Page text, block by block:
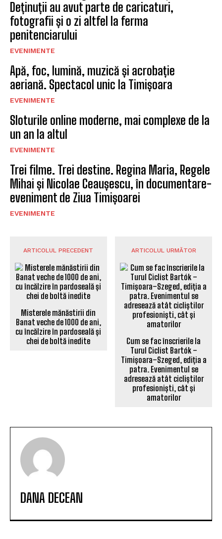
Deținuții au avut parte de caricaturi,
fotografii și o zi altfel la ferma
penitenciarului
EVENIMENTE
Apă, foc, lumină, muzică și acrobație
aeriană. Spectacol unic la Timișoara
EVENIMENTE
Sloturile online moderne, mai complexe de la
un an la altul
EVENIMENTE
Trei filme. Trei destine. Regina Maria, Regele
Mihai și Nicolae Ceaușescu, în documentare-
eveniment de Ziua Timișoarei
EVENIMENTE
ARTICOLUL PRECEDENT
Misterele mănăstirii din
Banat veche de 1000 de ani,
cu încălzire în pardoseală și
chei de boltă inedite
ARTICOLUL URMĂTOR
Cum se fac înscrierile la
Turul Ciclist Bartók –
Timișoara–Szeged, ediția a
patra. Evenimentul se
adresează atât cicliștilor
profesioniști, cât și
amatorilor
DANA DECEAN